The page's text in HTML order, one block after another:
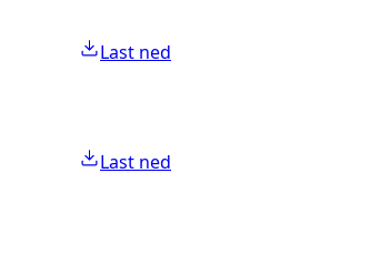
Last ned
Last ned